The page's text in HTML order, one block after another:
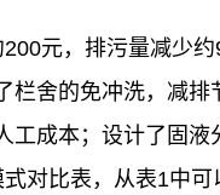
元，排污量减少
舍的免冲洗，减
成本；设计了固
对比表，从表1中